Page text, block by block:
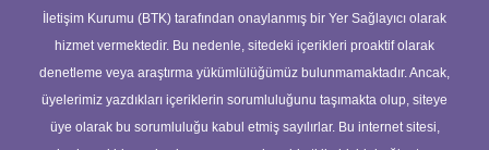
İletişim Kurumu (BTK) tarafından onaylanmış bir Yer Sağlayıcı olarak
hizmet vermektedir. Bu nedenle, sitedeki içerikleri proaktif olarak
denetleme veya araştırma yükümlülüğümüz bulunmamaktadır. Ancak,
üyelerimiz yazdıkları içeriklerin sorumluluğunu taşımakta olup, siteye
üye olarak bu sorumluluğu kabul etmiş sayılırlar. Bu internet sitesi,